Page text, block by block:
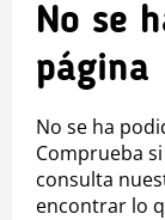
No se
página
No se ha
Comprueba
consulta
encontrar lo